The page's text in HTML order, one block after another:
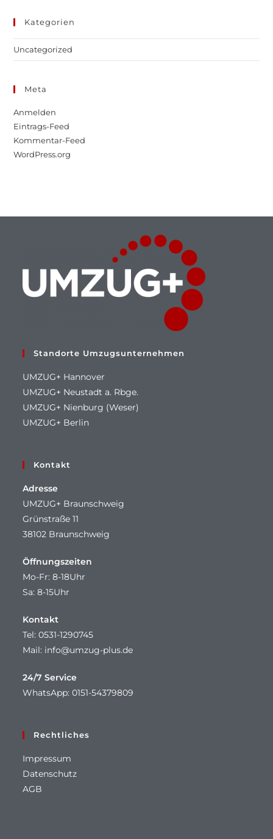
Kategorien
Uncategorized
Meta
Anmelden
Eintrags-Feed
Kommentar-Feed
WordPress.org
Standorte Umzugsunternehmen
UMZUG+ Hannover
UMZUG+ Neustadt a. Rbge.
UMZUG+ Nienburg (Weser)
UMZUG+ Berlin
Kontakt
Adresse
UMZUG+ Braunschweig
Grünstraße 11
38102 Braunschweig
Öffnungszeiten
Mo-Fr: 8-18Uhr
Sa: 8-15Uhr
Kontakt
Tel: 0531-1290745
Mail: info@umzug-plus.de
24/7 Service
WhatsApp: 0151-54379809
Rechtliches
Impressum
Datenschutz
AGB